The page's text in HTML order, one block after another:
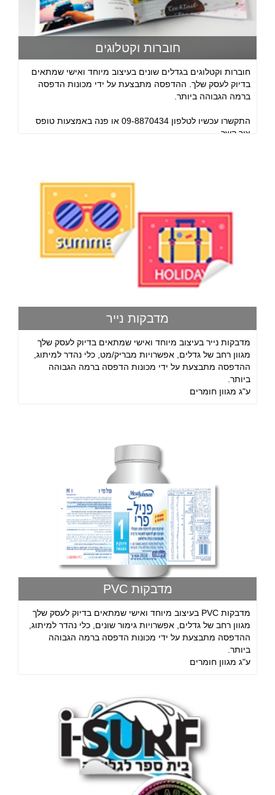
חוברות וקטלוגים
חוברות וקטלוגים בגדלים שונים בעיצוב מיוחד ואישי שמתאים
בדיוק לעסק שלך. ההדפסה מתבצעת על ידי מכונות הדפסה
ברמה הגבוהה ביותר.
התקשרו עכשיו לטלפון 09-8870434 או פנה באמצעות טופס
צור קשר
מדבקות נייר
מדבקות נייר בעיצוב מיוחד ואישי שמתאים בדיוק לעסק שלך
מגוון רחב של גדלים, אפשרויות מבריק/מט, כלי נהדר למיתוג,
ההדפסה מתבצעת על ידי מכונות הדפסה ברמה הגבוהה
ביותר.
ע"ג מגוון חומרים
מדבקות PVC
מדבקות PVC בעיצוב מיוחד ואישי שמתאים בדיוק לעסק שלך
מגוון רחב של גדלים, אפשרויות גימור שונים, כלי נהדר למיתוג,
ההדפסה מתבצעת על ידי מכונות הדפסה ברמה הגבוהה
ביותר.
ע"ג מגוון חומרים